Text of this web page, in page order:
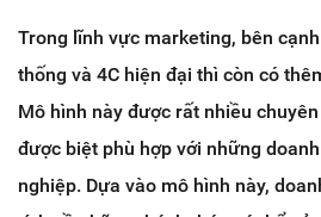
Trong lĩnh vực marketing, bên
thống và 4C hiện đại thì còn có
Mô hình này được rất nhiều
được biệt phù hợp với những
nghiệp. Dựa vào mô hình này,